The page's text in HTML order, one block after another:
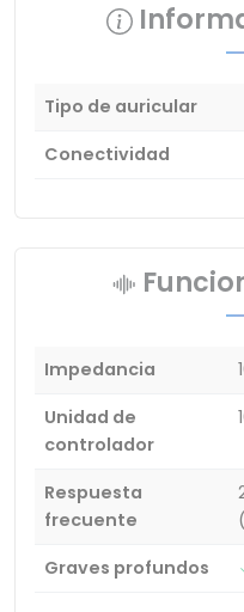
Tipo de auricular
Conectividad
Impedancia
Unidad de
controlador
Respuesta
frecuente
Graves profundos